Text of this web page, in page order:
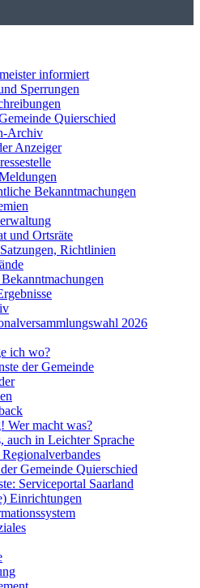
informiert
Sperrungen
Quierschied
Archiv
Anzeiger
Bekanntmachungen
und Ortsräte
Richtlinien
2026
ich wo?
der Gemeinde
Wer macht was?
auch in Leichter Sprache
Regionalverbandes
Gemeinde Quierschied
Serviceportal Saarland
Einrichtungen